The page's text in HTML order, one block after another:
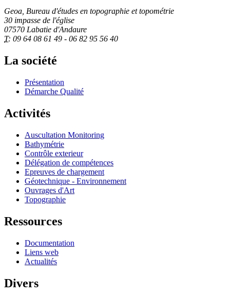
Geoa, Bureau d'études en topographie et topométrie
30 impasse de l'église
07570 Labatie d'Andaure
T: 09 64 08 61 49 - 06 82 95 56 40
La société
Présentation
Démarche Qualité
Activités
Auscultation Monitoring
Bathymétrie
Contrôle exterieur
Délégation de compétences
Epreuves de chargement
Géotechnique - Environnement
Ouvrages d'Art
Topographie
Ressources
Documentation
Liens web
Actualités
Divers